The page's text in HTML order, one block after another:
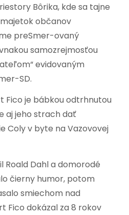
Bôrika, kde sa tajne
občanov
preSmer-ovaný
samozrejmosťou
evidovaným
SD.
Fico je bábkou odtrhnutou
aj jeho strach dať
Coly v byte na Vazovovej
Roald Dahl a domorodé
čierny humor, potom
smiechom nad
Fico dokázal za 8 rokov